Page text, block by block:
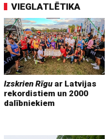
VIEGLATLĒTIKA
Izskrien Rīguar Latvijas
rekordistiem un 2000
dalībniekiem